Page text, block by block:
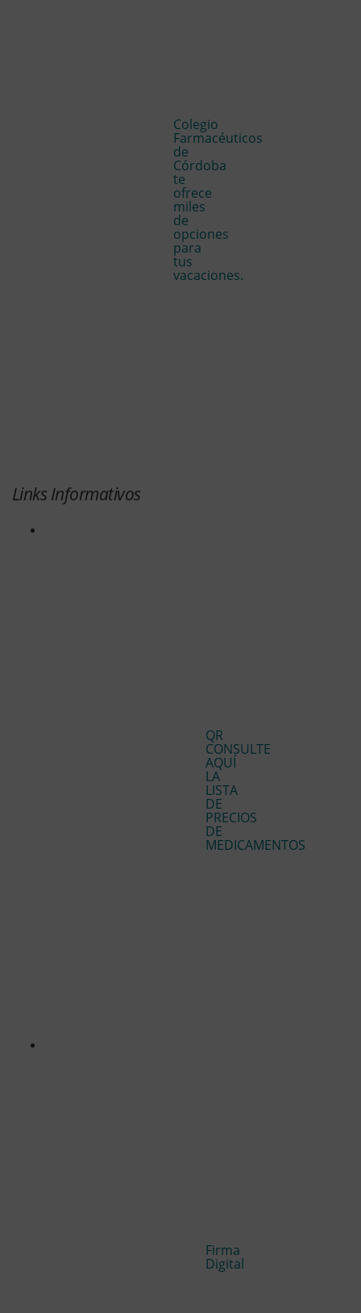
Colegio
Farmacéuticos
de
Córdoba
te
ofrece
miles
de
opciones
para
tus
vacaciones.
Links Informativos
QR
CONSULTE
AQUÍ
LA
LISTA
DE
PRECIOS
DE
MEDICAMENTOS
Firma
Digital